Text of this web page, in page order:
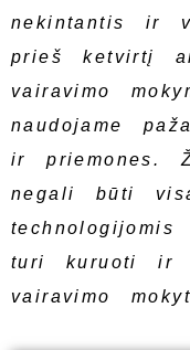
nekintantis ir
prieš ketvirtį
vairavimo
naudojame
ir priemones.
negali būti
turi kuruoti ir
vairavimo